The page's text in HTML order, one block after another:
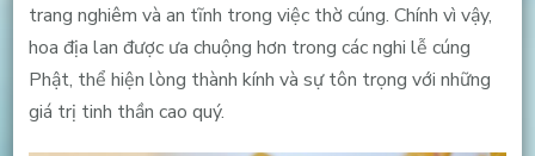
trang nghiêm và an tĩnh trong việc thờ cúng. Chính vì vậy,
hoa địa lan được ưa chuộng hơn trong các nghi lễ cúng
Phật, thể hiện lòng thành kính và sự tôn trọng với những
giá trị tinh thần cao quý.